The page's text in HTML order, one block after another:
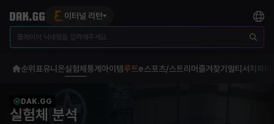
이터널 리턴
순위표유니온실험체 통계 아이템루트e스포츠/스트리머 즐겨찾기 멀티서치 파티
DAK.GG
실험체 분석